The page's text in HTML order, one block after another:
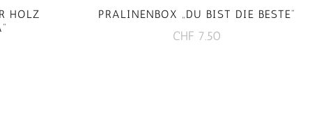
HOLZ
PRALINENBOX „DU BIST DIE BESTE“
CHF 7.50